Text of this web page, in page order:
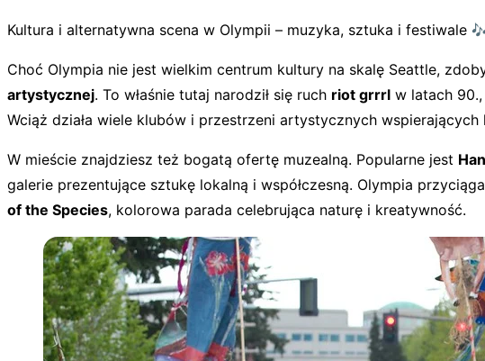
Kultura i alternatywna scena w Olympii – muzyka, sztuka i festiwale
Choć Olympia nie jest wielkim centrum kultury na skalę Seattle,
artystycznej. To właśnie tutaj narodził się ruch riot grrrl w latach
Wciąż działa wiele klubów i przestrzeni artystycznych
W mieście znajdziesz też bogatą ofertę muzealną. Popularne jest
galerie prezentujące sztukę lokalną i współczesną. Olympia
of the Species, kolorowa parada celebrująca naturę i kreatywność.